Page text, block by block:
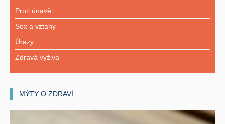
Proti únavě
Sex a vztahy
Úrazy
Zdravá výživa
MÝTY O ZDRAVÍ